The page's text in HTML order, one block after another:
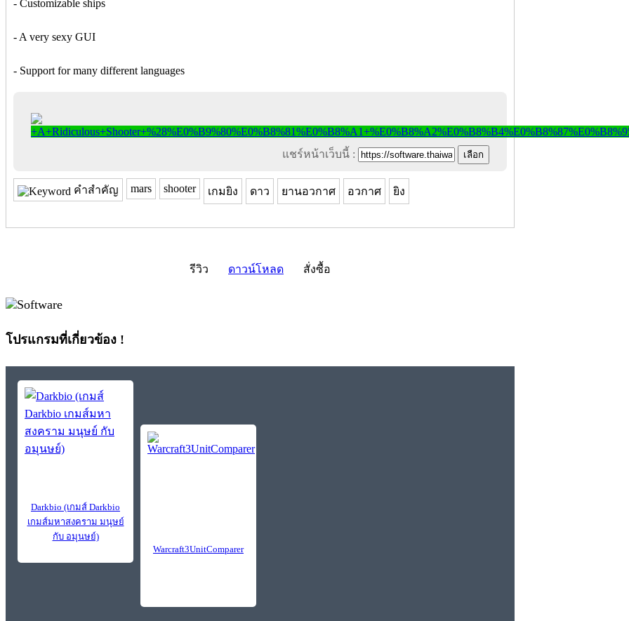
- Customizable ships
- A very sexy GUI
- Support for many different languages
แชร์หน้าเว็บนี้ :
คำสำคัญ mars shooter เกมยิง ดาว ยานอวกาศ อวกาศ ยิง
รีวิว ดาวน์โหลด สั่งซื้อ
โปรแกรมที่เกี่ยวข้อง !
Darkbio (เกมส์ Darkbio
เกมส์มหาสงคราม มนุษย์
กับ อมุนษย์)
Warcraft3UnitComparer